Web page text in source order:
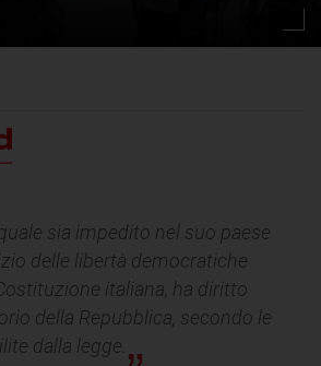
sia impedito nel suo paese
delle libertà democratiche
italiana, ha diritto
della Repubblica, secondo le
dalla legge.